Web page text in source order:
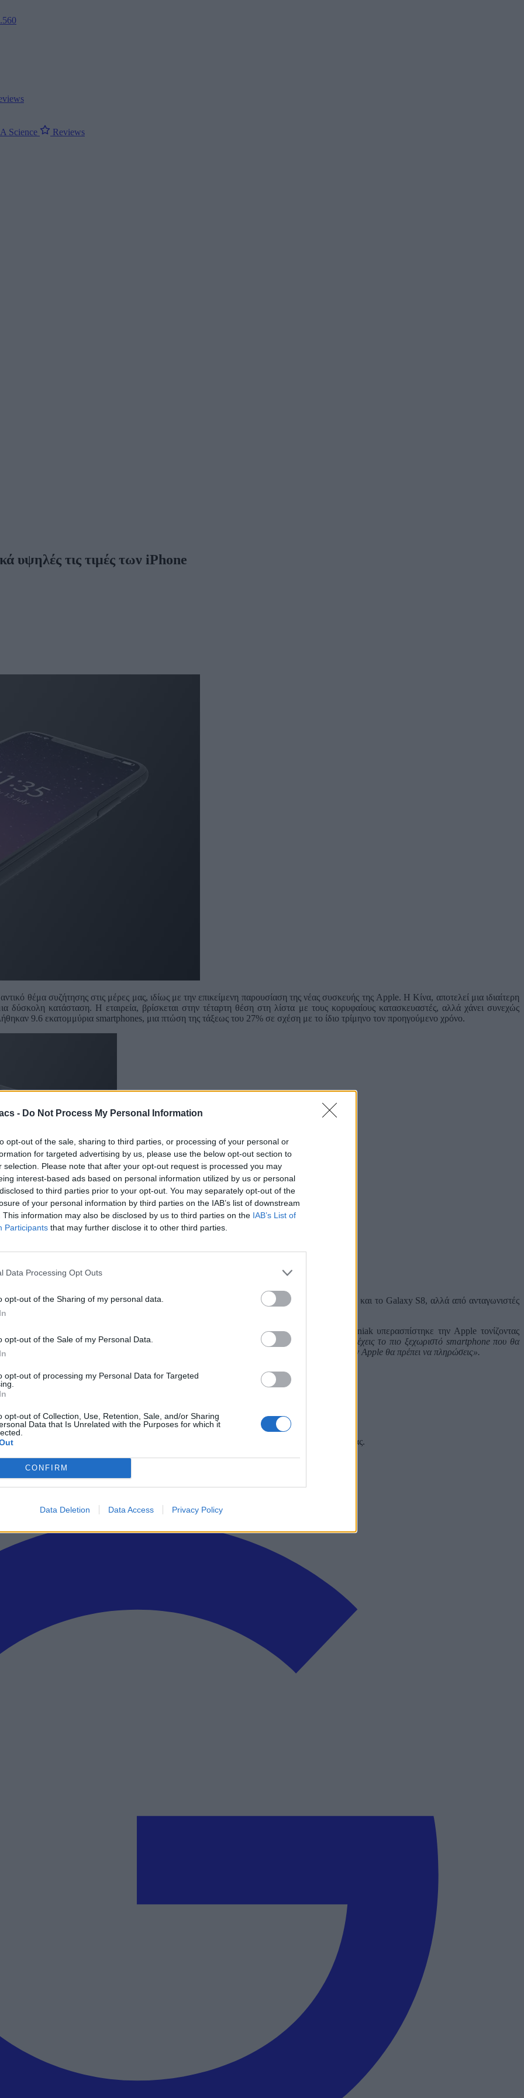
- Do Not Process My Personal Information
opt-out of the sale, sharing to third parties, or processing of your personal or
for targeted advertising by us, please use the below opt-out section to
selection. Please note that after your opt-out request is processed you may
interest-based ads based on personal information utilized by us or personal
to third parties prior to your opt-out. You may separately opt-out of the
of your personal information by third parties on the IAB’s list of downstream
This information may also be disclosed by us to third parties on the IAB’s List of
Participants that may further disclose it to other third parties.
Data Processing Opt Outs
opt-out of the Sharing of my personal data.
opt-out of the Sale of my Personal Data.
opt-out of processing my Personal Data for Targeted
opt-out of Collection, Use, Retention, Sale, and/or Sharing
Data that Is Unrelated with the Purposes for which it
CONFIRM
Data Deletion Data Access Privacy Policy
Science Reviews
υψηλές τις τιμές των iPhone
θέμα συζήτησης στις μέρες μας, ιδίως με την επικείμενη παρουσίαση της νέας συσκευής της Apple. Η Κίνα, αποτελεί μια ιδιαίτερη
δύσκολη κατάσταση. Η εταιρεία, βρίσκεται στην τέταρτη θέση στη λίστα με τους κορυφαίους κατασκευαστές, αλλά χάνει συνεχώς
9.6 εκατομμύρια smartphones, μια πτώση της τάξεως του 27% σε σχέση με το ίδιο τρίμηνο τον προηγούμενο χρόνο.
τιμή του iPhone. Η Apple αντιμετωπίζει έναν δριμύ ανταγωνισμό, όχι από την Samsung και το Galaxy S8, αλλά από ανταγωνιστές
με εξαιρετικά τεχνικά χαρακτηριστικά σε προσιτές τιμές.
στα πλαίσια ενός event τεχνητής νοημοσύνης στην πόλη Ντονγκουάν της Κίνας, ο Wozniak υπερασπίστηκε την Apple τονίζοντας
Μπορεί δηλαδή να μην έχεις το μεγαλύτερο μερίδιο στη συγκεκριμένη αγορά, αλλά έχεις το πιο ξεχωριστό smartphone που θα
Τα προϊόντα της Apple είναι ασφαλή και οι τιμές είναι εξωπραγματικές. Αλλά όταν αγαπάς την Apple θα πρέπει να πληρώσεις».
8, σύμφωνα με κάποιους αναλυτές, είναι τουλάχιστον τα 1.000 δολάρια.
όλα τα τεχνολογικά νέα, ή προσθέστε μας στον RSS feed reader και στα social media σας.